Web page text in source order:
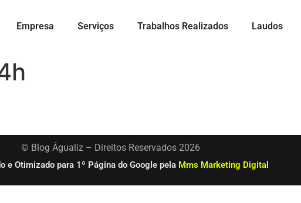
Empresa Serviços Trabalhos Realizados Laudos
© Blog Águaliz – Direitos Reservados 2026
e Otimizado para 1º Página do Google pela Mms Marketing Digital